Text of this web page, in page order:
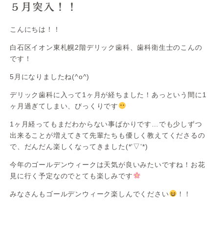
５月突入！！
こんにちは！！
白石区イオン東札幌2階デリック歯科、歯科衛生士のこんの
です！
5月になりましたね(^o^)
デリック歯科に入って1ヶ月が経ちました！あっという間に1
ヶ月過ぎてしまい、びっくりです
1ヶ月経ってもまだわからない事ばかりです…でも少しずつ
出来ることが増えてきて先輩たちも優しく教えてくださるの
で、だんだん楽しくなってきました(*’▽’*)
今年のゴールデンウィークは天気が良いみたいですね！お花
見に行く予定なのでとても楽しみです
みなさんもゴールデンウィーク楽しんでください ！！